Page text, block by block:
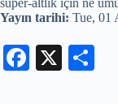
Yayın tarihi: Tue, 01
Fa X